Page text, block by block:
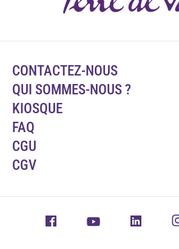
CONTACTEZ-NOUS
QUI SOMMES-NOUS ?
KIOSQUE
FAQ
CGU
CGV